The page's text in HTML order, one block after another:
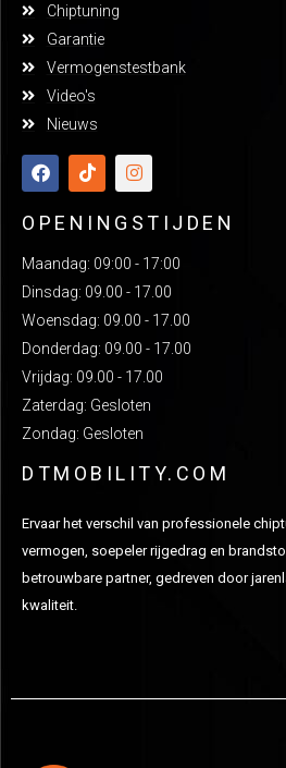
Chiptuning
Garantie
Vermogenstestbank
Video's
Nieuws
OPENINGSTIJDEN
Maandag: 09:00 - 17:00
Dinsdag: 09.00 - 17.00
Woensdag: 09.00 - 17.00
Donderdag: 09.00 - 17.00
Vrijdag: 09.00 - 17.00
Zaterdag: Gesloten
Zondag: Gesloten
DTMOBILITY.COM
Ervaar het verschil van professionele
vermogen, soepeler rijgedrag en
betrouwbare partner, gedreven door
kwaliteit.